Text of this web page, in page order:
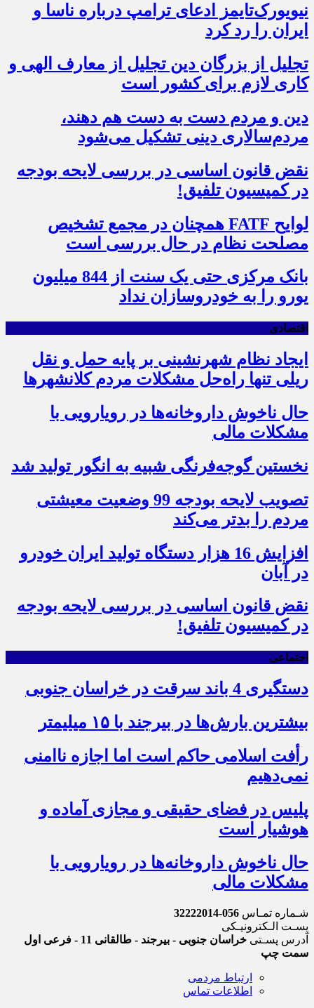
نیویورک‌تایمز ادعای ترامپ درباره ناسا و
ایران را رد کرد
تجلیل از بزرگان دین تجلیل از معارف الهی و
کاری لازم برای کشور است
دین و مردم دست به‌ دست هم دهند،
مردم‌سالاری دینی تشکیل می‌شود
نقض قانون اساسی در بررسی لایحه بودجه
در کمیسیون تلفیق!
لوایح FATF همچنان در مجمع تشخیص
مصلحت نظام در حال بررسی است
بانک مرکزی حتی یک سنت از 844 میلیون
یورو را به خودروسازان نداد
اقتصادی
ایجاد نظام شهرنشینی بر پایه حمل و نقل
ریلی تنها راه‌حل مشکلات مردم کلانشهرها
حال ناخوش داروخانه‌ها در رویارویی با
مشکلات مالی
نخستین گوجه‌فرنگی شبیه به انگور تولید شد
تصویب لایحه بودجه 99 وضعیت معیشتی
مردم را بدتر می‌کند
افزایش 16 هزار دستگاه تولید ایران خودرو
در آبان
نقض قانون اساسی در بررسی لایحه بودجه
در کمیسیون تلفیق!
اجتماعی
دستگیری 4 باند سرقت در خراسان جنوبی
بیشترین بارش‌ها در بیرجند با ۱۵ میلیمتر
رأفت اسلامی حاکم است اما اجازه ناامنی
نمی‌دهیم
پلیس در فضای حقیقی و مجازی آماده و
هوشیار است
حال ناخوش داروخانه‌ها در رویارویی با
مشکلات مالی
شـماره تمـاس 056-32222014
پسـت الـکترونیـکی
آدرس پسـتی
خراسان جنوبی - بیرجند - طالقانی 11 - فرعی اول
سمت چپ
ارتباط مردمی
اطلاعات تماس